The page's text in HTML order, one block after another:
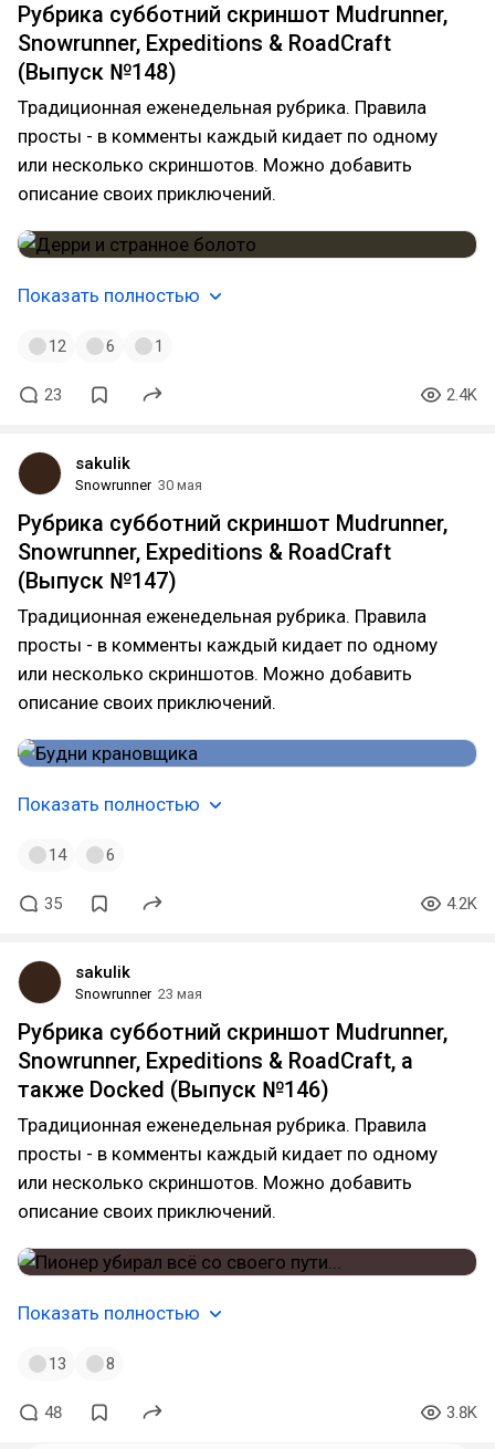
Рубрика субботний скриншот Mudrunner,
Snowrunner, Expeditions & RoadCraft
(Выпуск №148)
Традиционная еженедельная рубрика. Правила
просты - в комменты каждый кидает по одному
или несколько скриншотов. Можно добавить
описание своих приключений.
Показать полностью
12 6 1
23 2.4K
sakulik
Snowrunner 30 мая
Рубрика субботний скриншот Mudrunner,
Snowrunner, Expeditions & RoadCraft
(Выпуск №147)
Традиционная еженедельная рубрика. Правила
просты - в комменты каждый кидает по одному
или несколько скриншотов. Можно добавить
описание своих приключений.
Показать полностью
14 6
35 4.2K
sakulik
Snowrunner 23 мая
Рубрика субботний скриншот Mudrunner,
Snowrunner, Expeditions & RoadCraft, а
также Docked (Выпуск №146)
Традиционная еженедельная рубрика. Правила
просты - в комменты каждый кидает по одному
или несколько скриншотов. Можно добавить
описание своих приключений.
Показать полностью
13 8
48 3.8K